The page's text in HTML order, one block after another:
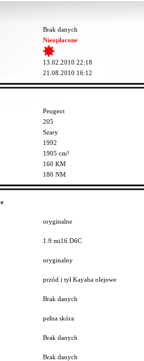
Brak danych
Nieopłacone
13.02.2010 22:18
21.08.2010 16:12
Peugeot
205
Szary
1992
1905 cm³
160 KM
180 NM
oryginalne
1.9 mi16 D6C
oryginalny
przód i tył Kayaba olejowe
Brak danych
pełna skóra
Brak danych
Brak danych